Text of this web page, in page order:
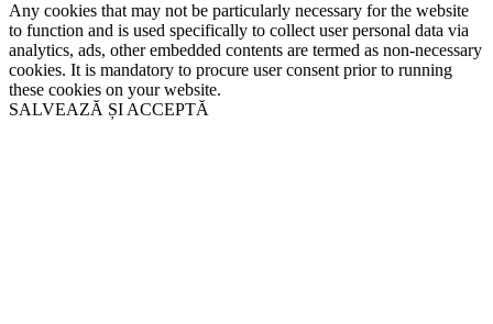
Any cookies that may not be particularly necessary for the website
to function and is used specifically to collect user personal data via
analytics, ads, other embedded contents are termed as non-necessary
cookies. It is mandatory to procure user consent prior to running
these cookies on your website.
SALVEAZĂ ȘI ACCEPTĂ